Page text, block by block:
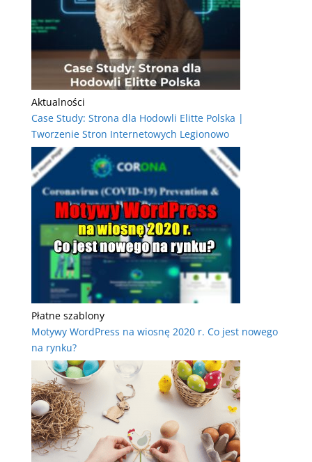
Aktualności
Case Study: Strona dla Hodowli Elitte Polska |
Tworzenie Stron Internetowych Legionowo
Płatne szablony
Motywy WordPress na wiosnę 2020 r. Co jest nowego
na rynku?